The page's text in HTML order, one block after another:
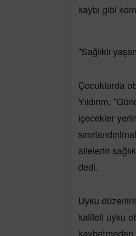
kaybı gibi
"Sağlıklı
Çocuklarda
Yıldırım,
içecekler
ailelerin
dedi.
Uyku
kaliteli uyku
kaybetmeden